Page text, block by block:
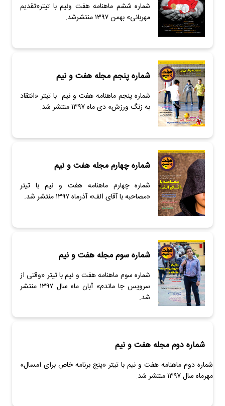
شماره ششم ماهنامه هفت ونیم با تیتر«تقدیم
مهربانی» بهمن ۱۳۹۷ منتشرشد.
شماره پنجم مجله هفت و نیم
شماره پنجم ماهنامه هفت و نیم با تیتر «انتقاد
به زنگ ورزش» دی ماه ۱۳۹۷ منتشر شد.
شماره چهارم مجله هفت و نیم
شماره چهارم ماهنامه هفت و نیم با تیتر
«مصاحبه با آقای الف» آذرماه ۱۳۹۷ منتشر شد.
شماره سوم مجله هفت و نیم
شماره سوم ماهنامه هفت و نیم با تیتر «وقتی از
سرویس جا ماندم» آبان ماه سال ۱۳۹۷ منتشر
شد.
شماره دوم مجله هفت و نیم
شماره دوم ماهنامه هفت و نیم با تیتر «پنج برنامه خاص برای امسال»
مهرماه سال ۱۳۹۷ منتشر شد.